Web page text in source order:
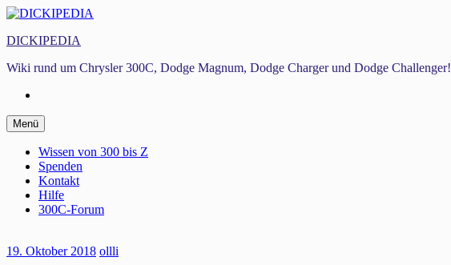
Zum
springen
DICKIPEDIA
Wiki rund um Chrysler 300C, Dodge Magnum, Dodge Charger und Dodge Challenger!
Menü Zum
Inhalt
springen
Wissen von 300 bis Z
Spenden
Kontakt
Hilfe
300C-Forum
19. Oktober 2018 ollli